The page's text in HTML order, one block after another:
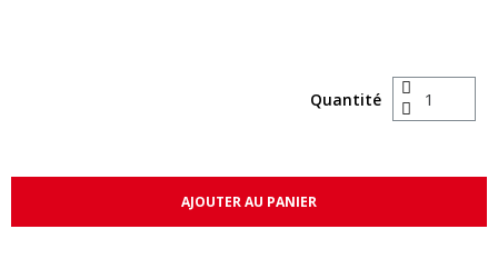
Quantité
AJOUTER AU PANIER